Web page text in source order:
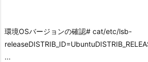
環境OSバージョンの確認# cat/etc/lsb-
...